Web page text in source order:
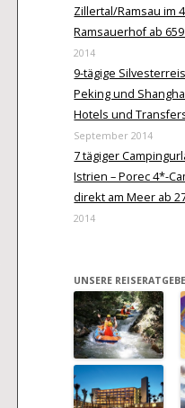
Zillertal/Ramsau im
Ramsauerhof ab 659
2014
9-tägige
Peking und
Hotels und
September 2014
7 tägiger
Istrien – Porec 4*-
direkt am Meer ab
2014
UNSERE